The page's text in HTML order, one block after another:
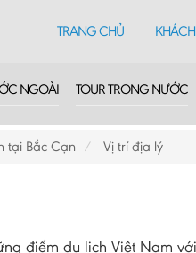
TRANG CHỦ
NGOÀI TOUR TRONG NƯỚC
tại Bắc Cạn Vị trí địa lý
điểm du lịch Việt Nam